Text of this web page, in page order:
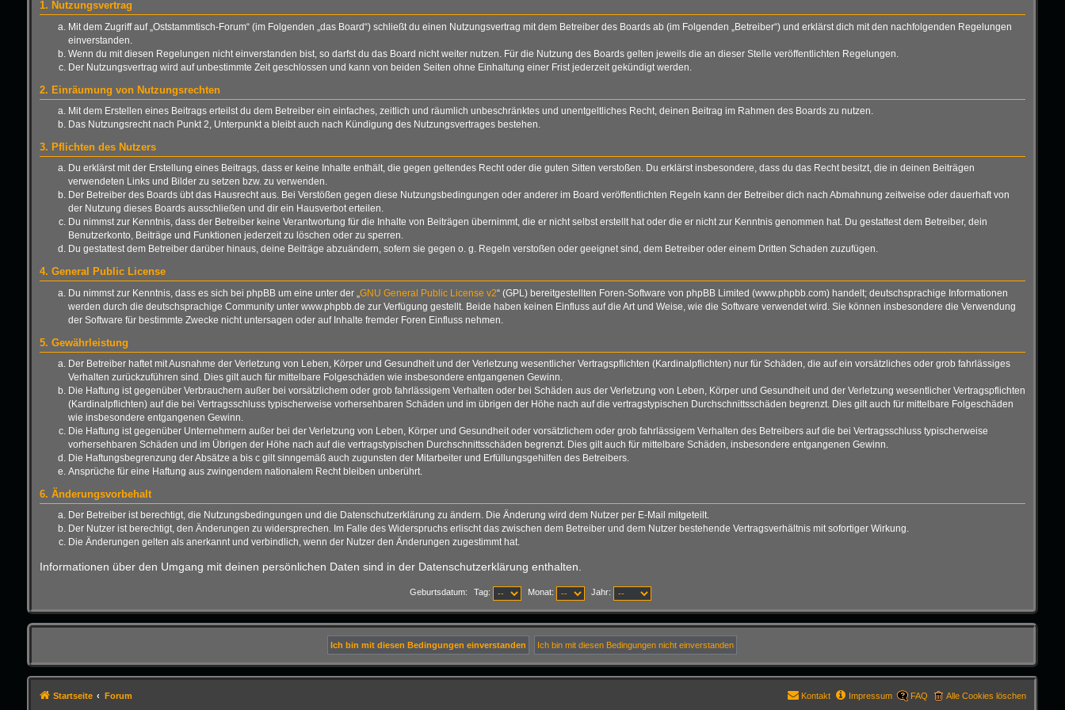
1. Nutzungsvertrag
Mit dem Zugriff auf „Oststammtisch-Forum“ (im Folgenden „das Board“) schließt du einen Nutzungsvertrag mit dem Betreiber des Boards ab (im Folgenden „Betreiber“) und erklärst dich mit den nachfolgenden Regelungen
einverstanden.
Wenn du mit diesen Regelungen nicht einverstanden bist, so darfst du das Board nicht weiter nutzen. Für die Nutzung des Boards gelten jeweils die an dieser Stelle veröffentlichten Regelungen.
Der Nutzungsvertrag wird auf unbestimmte Zeit geschlossen und kann von beiden Seiten ohne Einhaltung einer Frist jederzeit gekündigt werden.
2. Einräumung von Nutzungsrechten
Mit dem Erstellen eines Beitrags erteilst du dem Betreiber ein einfaches, zeitlich und räumlich unbeschränktes und unentgeltliches Recht, deinen Beitrag im Rahmen des Boards zu nutzen.
Das Nutzungsrecht nach Punkt 2, Unterpunkt a bleibt auch nach Kündigung des Nutzungsvertrages bestehen.
3. Pflichten des Nutzers
Du erklärst mit der Erstellung eines Beitrags, dass er keine Inhalte enthält, die gegen geltendes Recht oder die guten Sitten verstoßen. Du erklärst insbesondere, dass du das Recht besitzt, die in deinen Beiträgen
verwendeten Links und Bilder zu setzen bzw. zu verwenden.
Der Betreiber des Boards übt das Hausrecht aus. Bei Verstößen gegen diese Nutzungsbedingungen oder anderer im Board veröffentlichten Regeln kann der Betreiber dich nach Abmahnung zeitweise oder dauerhaft von
der Nutzung dieses Boards ausschließen und dir ein Hausverbot erteilen.
Du nimmst zur Kenntnis, dass der Betreiber keine Verantwortung für die Inhalte von Beiträgen übernimmt, die er nicht selbst erstellt hat oder die er nicht zur Kenntnis genommen hat. Du gestattest dem Betreiber, dein
Benutzerkonto, Beiträge und Funktionen jederzeit zu löschen oder zu sperren.
Du gestattest dem Betreiber darüber hinaus, deine Beiträge abzuändern, sofern sie gegen o. g. Regeln verstoßen oder geeignet sind, dem Betreiber oder einem Dritten Schaden zuzufügen.
4. General Public License
Du nimmst zur Kenntnis, dass es sich bei phpBB um eine unter der „ GNU General Public License v2“ (GPL) bereitgestellten Foren-Software von phpBB Limited (www.phpbb.com) handelt; deutschsprachige Informationen
werden durch die deutschsprachige Community unter www.phpbb.de zur Verfügung gestellt. Beide haben keinen Einfluss auf die Art und Weise, wie die Software verwendet wird. Sie können insbesondere die Verwendung
der Software für bestimmte Zwecke nicht untersagen oder auf Inhalte fremder Foren Einfluss nehmen.
5. Gewährleistung
Der Betreiber haftet mit Ausnahme der Verletzung von Leben, Körper und Gesundheit und der Verletzung wesentlicher Vertragspflichten (Kardinalpflichten) nur für Schäden, die auf ein vorsätzliches oder grob fahrlässiges
Verhalten zurückzuführen sind. Dies gilt auch für mittelbare Folgeschäden wie insbesondere entgangenen Gewinn.
Die Haftung ist gegenüber Verbrauchern außer bei vorsätzlichem oder grob fahrlässigem Verhalten oder bei Schäden aus der Verletzung von Leben, Körper und Gesundheit und der Verletzung wesentlicher Vertragspflichten
(Kardinalpflichten) auf die bei Vertragsschluss typischerweise vorhersehbaren Schäden und im übrigen der Höhe nach auf die vertragstypischen Durchschnittsschäden begrenzt. Dies gilt auch für mittelbare Folgeschäden
wie insbesondere entgangenen Gewinn.
Die Haftung ist gegenüber Unternehmern außer bei der Verletzung von Leben, Körper und Gesundheit oder vorsätzlichem oder grob fahrlässigem Verhalten des Betreibers auf die bei Vertragsschluss typischerweise
vorhersehbaren Schäden und im Übrigen der Höhe nach auf die vertragstypischen Durchschnittsschäden begrenzt. Dies gilt auch für mittelbare Schäden, insbesondere entgangenen Gewinn.
Die Haftungsbegrenzung der Absätze a bis c gilt sinngemäß auch zugunsten der Mitarbeiter und Erfüllungsgehilfen des Betreibers.
Ansprüche für eine Haftung aus zwingendem nationalem Recht bleiben unberührt.
6. Änderungsvorbehalt
Der Betreiber ist berechtigt, die Nutzungsbedingungen und die Datenschutzerklärung zu ändern. Die Änderung wird dem Nutzer per E-Mail mitgeteilt.
Der Nutzer ist berechtigt, den Änderungen zu widersprechen. Im Falle des Widerspruchs erlischt das zwischen dem Betreiber und dem Nutzer bestehende Vertragsverhältnis mit sofortiger Wirkung.
Die Änderungen gelten als anerkannt und verbindlich, wenn der Nutzer den Änderungen zugestimmt hat.
Informationen über den Umgang mit deinen persönlichen Daten sind in der Datenschutzerklärung enthalten.
Geburtsdatum: Tag: Monat: Jahr:
Startseite Forum Alle Cookies löschen
FAQ
Impressum
Kontakt